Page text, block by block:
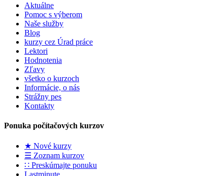
Aktuálne
Pomoc s výberom
Naše služby
Blog
kurzy cez Úrad práce
Lektori
Hodnotenia
Zľavy
všetko o kurzoch
Informácie, o nás
Strážny pes
Kontakty
Ponuka počítačových kurzov
★ Nové kurzy
☰ Zoznam kurzov
∷ Preskúmajte ponuku